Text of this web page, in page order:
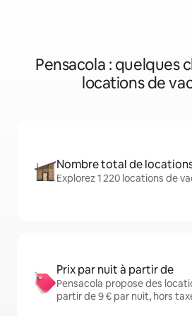
Pensacola : quelques
locations de
Nombre total de
Explorez 1 220 locations de
Prix par nuit à partir de
Pensacola propose des
partir de 9 € par nuit, hors